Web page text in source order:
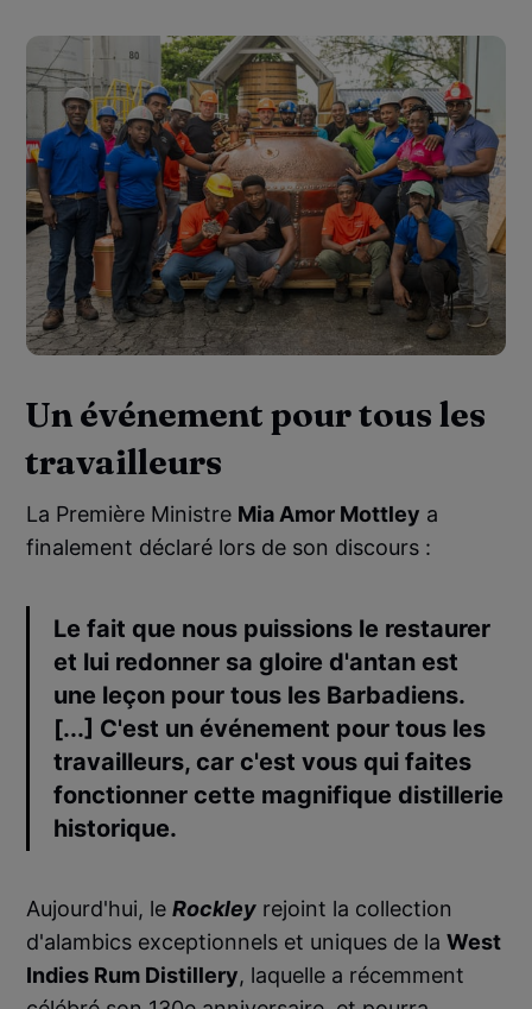
Un événement pour tous les
travailleurs
La Première Ministre Mia Amor Mottley a
finalement déclaré lors de son discours :
Le fait que nous puissions le restaurer
et lui redonner sa gloire d'antan est
une leçon pour tous les Barbadiens.
[...] C'est un événement pour tous les
travailleurs, car c'est vous qui faites
fonctionner cette magnifique distillerie
historique.
Aujourd'hui, leRockley rejoint la collection
d'alambics exceptionnels et uniques de laWest
Indies Rum Distillery, laquelle a récemment